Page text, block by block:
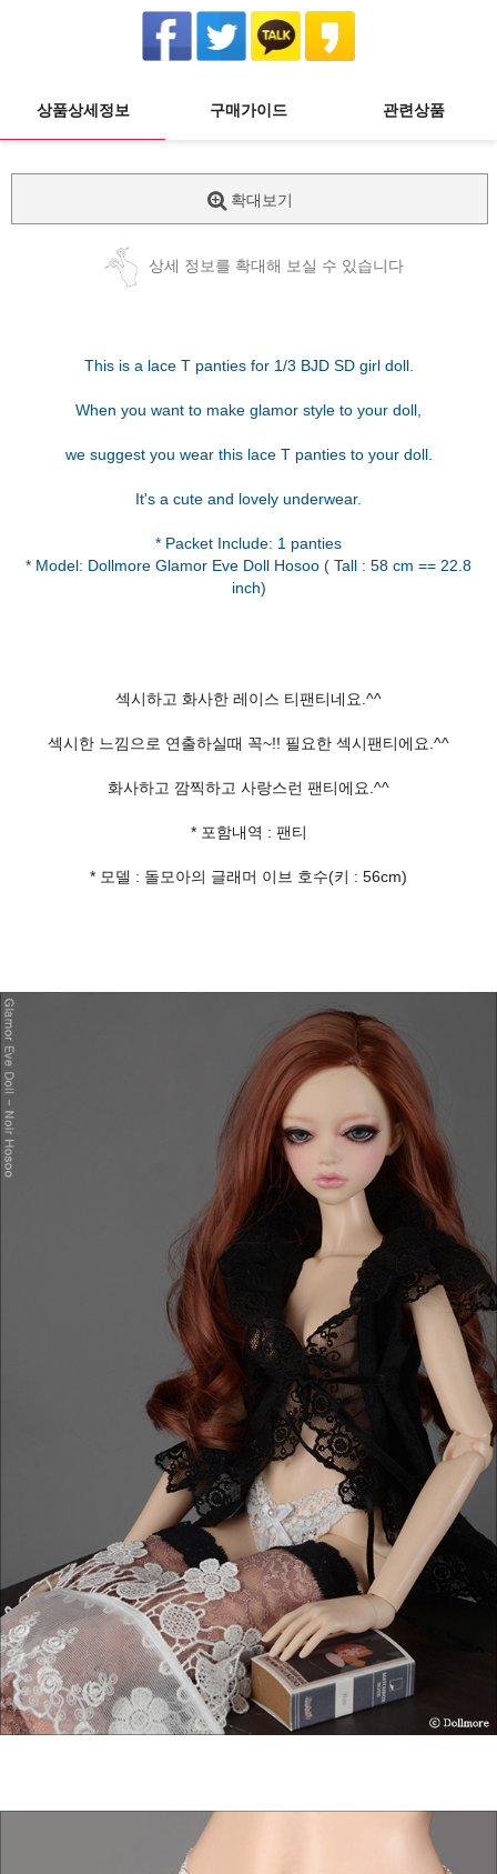
상품상세정보 구매가이드 관련상품
확대보기
상세 정보를 확대해 보실 수 있습니다
This is a lace T panties for 1/3 BJD SD girl doll.
When you want to make glamor style to your doll,
we suggest you wear this lace T panties to your doll.
It's a cute and lovely underwear.
* Packet Include: 1 panties
* Model: Dollmore Glamor Eve Doll Hosoo ( Tall : 58 cm == 22.8
섹시하고 화사한 레이스 티팬티네요.^^
섹시한 느낌으로 연출하실때 꼭~!! 필요한 섹시팬티에요.^^
화사하고 깜찍하고 사랑스런 팬티에요.^^
* 포함내역 : 팬티
* 모델 : 돌모아의 글래머 이브 호수(키 : 56cm)